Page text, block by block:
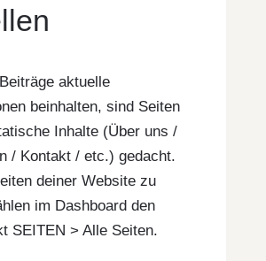
aktuelle
beinhalten, sind Seiten
Inhalte (Über uns /
/ Kontakt / etc.) gedacht.
deiner Website zu
im Dashboard den
SEITEN > Alle Seiten.